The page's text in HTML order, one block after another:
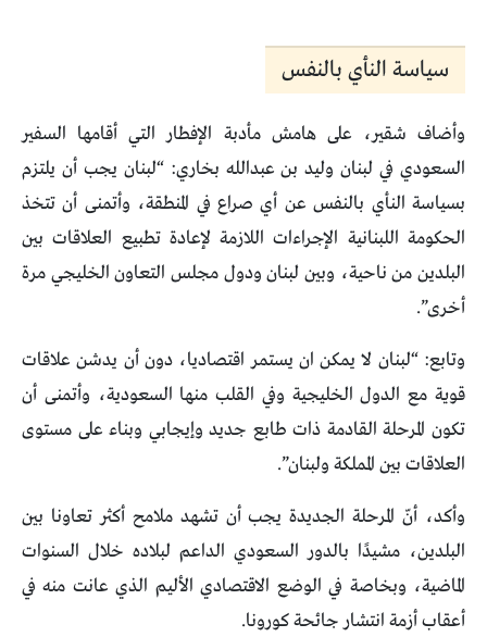
سياسة النأي بالنفس
وأضاف شقير، على هامش مأدبة الإفطار التي أقامها السفير
السعودي في لبنان وليد بن عبدالله بخاري: “لبنان يجب أن يلتزم
بسياسة النأي بالنفس عن أي صراع في المنطقة، وأتمنى أن تتخذ
الحكومة اللبنانية الإجراءات اللازمة لإعادة تطبيع العلاقات بين
البلدين من ناحية، وبين لبنان ودول مجلس التعاون الخليجي مرة
أخرى”.
وتابع: “لبنان لا يمكن ان يستمر اقتصاديا، دون أن يدشن علاقات
قوية مع الدول الخليجية وفي القلب منها السعودية، وأتمنى أن
تكون المرحلة القادمة ذات طابع جديد وإيجابي وبناء على مستوى
العلاقات بين المملكة ولبنان”.
وأكد، أنّ المرحلة الجديدة يجب أن تشهد ملامح أكثر تعاونا بين
البلدين، مشيدًا بالدور السعودي الداعم لبلاده خلال السنوات
الماضية، وبخاصة في الوضع الاقتصادي الأليم الذي عانت منه في
أعقاب أزمة انتشار جائحة كورونا.